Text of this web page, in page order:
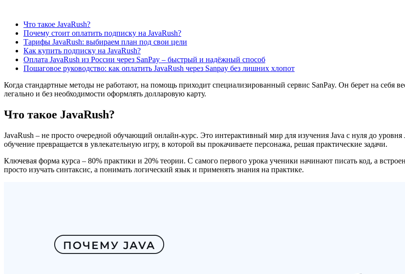
Что такое JavaRush?
Почему стоит оплатить подписку на JavaRush?
Тарифы JavaRush: выбираем план под свои цели
Как купить подписку на JavaRush?
Оплата JavaRush из России через SanPay – быстрый и надёжный способ
Пошаговое руководство: как оплатить JavaRush через Sanpay без лишних хлопот
Когда стандартные методы не работают, на помощь приходит специализированный сервис SanPay. Он берет на себя
легально и без необходимости оформлять долларовую карту.
Что такое JavaRush?
JavaRush – не просто очередной обучающий онлайн-курс. Это интерактивный мир для изучения Java с нуля до
обучение превращается в увлекательную игру, в которой вы прокачиваете персонажа, решая практические задачи.
Ключевая форма курса – 80% практики и 20% теории. С самого первого урока ученики начинают писать код, а
просто изучать синтаксис, а понимать логический язык и применять знания на практике.